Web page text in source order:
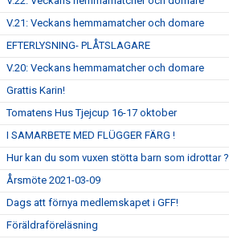
V.21: Veckans hemmamatcher och domare
EFTERLYSNING- PLÅTSLAGARE
V.20: Veckans hemmamatcher och domare
Grattis Karin!
Tomatens Hus Tjejcup 16-17 oktober
I SAMARBETE MED FLÜGGER FÄRG !
Hur kan du som vuxen stötta barn som idrottar ?
Årsmöte 2021-03-09
Dags att förnya medlemskapet i GFF!
Föräldraföreläsning